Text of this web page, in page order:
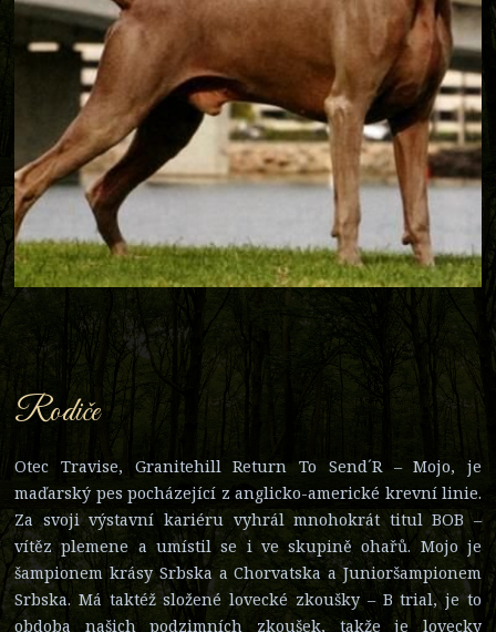
Rodiče
Otec Travise, Granitehill Return To Send´R – Mojo, je
maďarský pes pocházející z anglicko-americké krevní linie.
Za svoji výstavní kariéru vyhrál mnohokrát titul BOB –
vítěz plemene a umístil se i ve skupině ohařů. Mojo je
šampionem krásy Srbska a Chorvatska a Junioršampionem
Srbska. Má taktéž složené lovecké zkoušky – B trial, je to
obdoba našich podzimních zkoušek, takže je lovecky